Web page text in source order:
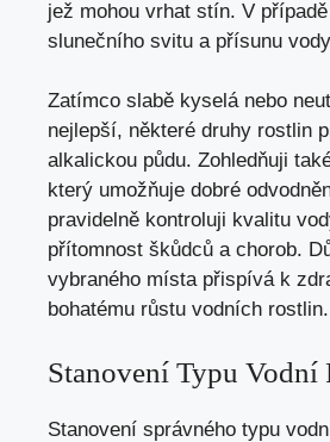
jež mohou vrhat stín. V
slunečního svitu a přísunu
Zatímco slabě kyselá nebo
nejlepší, některé druhy rostlin
alkalickou půdu. Zohledňuji
který umožňuje dobré
pravidelně kontroluji kvalitu
přítomnost škůdců a chorob.
vybraného místa přispívá k
bohatému růstu vodních rostlin.
Stanovení Typu Vodní
Stanovení správného typu